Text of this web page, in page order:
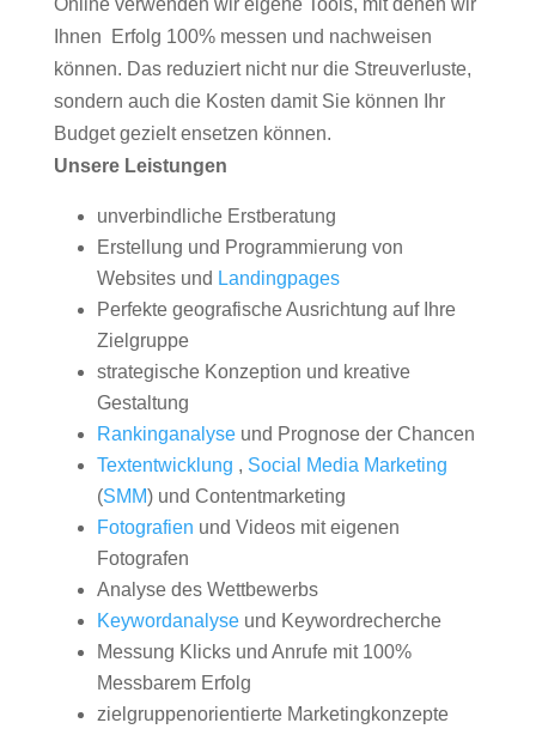
Online verwenden wir eigene Tools, mit denen wir
Ihnen Erfolg 100% messen und nachweisen
können. Das reduziert nicht nur die Streuverluste,
sondern auch die Kosten damit Sie können Ihr
Budget gezielt ensetzen können.
Unsere Leistungen
unverbindliche Erstberatung
Erstellung und Programmierung von
Websites und Landingpages
Perfekte geografische Ausrichtung auf Ihre
Zielgruppe
strategische Konzeption und kreative
Gestaltung
Rankinganalyseund Prognose der Chancen
Textentwicklung , Social Media Marketing
(SMM) und Contentmarketing
Fotografien und Videos mit eigenen
Fotografen
Analyse des Wettbewerbs
Keywordanalyseund Keywordrecherche
Messung Klicks und Anrufe mit 100%
Messbarem Erfolg
zielgruppenorientierte Marketingkonzepte